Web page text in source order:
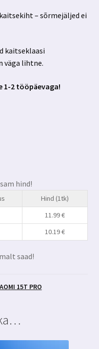
– sõrmejäljed ei
kaitseklaasi
väga lihtne.
1-2 tööpäevaga!
hind!
Hind (1tk)
11.99€
10.19€
saad!
15T PRO